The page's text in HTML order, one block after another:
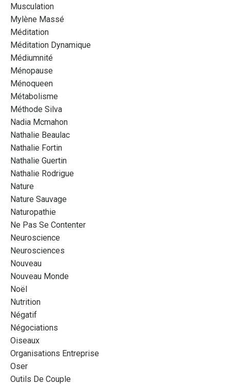
Musculation
Mylène Massé
Méditation
Méditation Dynamique
Médiumnité
Ménopause
Ménoqueen
Métabolisme
Méthode Silva
Nadia Mcmahon
Nathalie Beaulac
Nathalie Fortin
Nathalie Guertin
Nathalie Rodrigue
Nature
Nature Sauvage
Naturopathie
Ne Pas Se Contenter
Neuroscience
Neurosciences
Nouveau
Nouveau Monde
Noël
Nutrition
Négatif
Négociations
Oiseaux
Organisations Entreprise
Oser
Outils De Couple